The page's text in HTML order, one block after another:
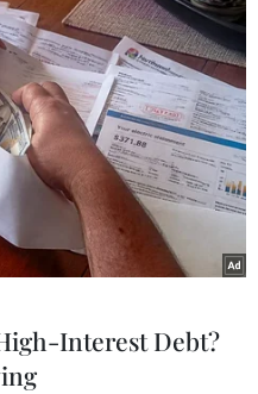
Interest Debt?